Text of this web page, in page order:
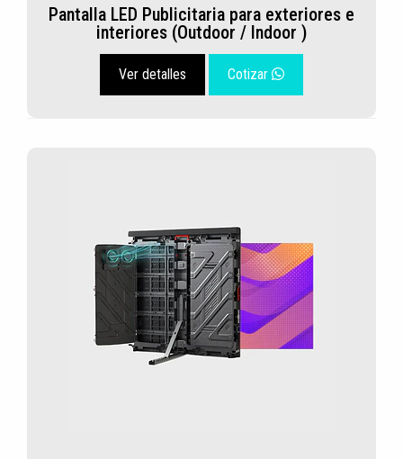
Pantalla LED Publicitaria para exteriores e
interiores (Outdoor / Indoor )
Ver detalles Cotizar